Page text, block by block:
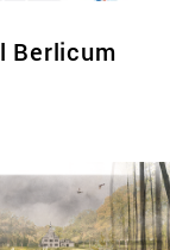
Berlicum